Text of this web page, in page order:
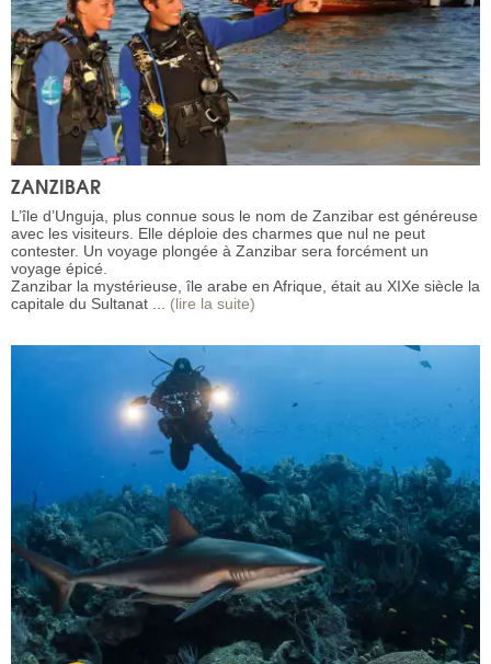
ZANZIBAR
L’île d’Unguja, plus connue sous le nom de Zanzibar est généreuse
avec les visiteurs. Elle déploie des charmes que nul ne peut
contester. Un voyage plongée à Zanzibar sera forcément un
voyage épicé.
Zanzibar la mystérieuse, île arabe en Afrique, était au XIXe siècle la
capitale du Sultanat ... (lire la suite)